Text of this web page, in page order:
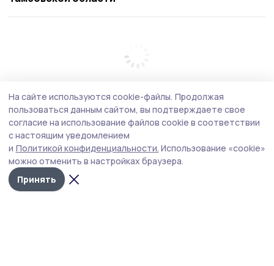
На сайте используются cookie-файлы. Продолжая
пользоваться данным сайтом, вы подтверждаете свое
согласие на использование файлов cookie в соответствии
с настоящим уведомлением
и Политикой конфиденциальности. Использование «cookie»
можно отменить в настройках браузера.
Принять